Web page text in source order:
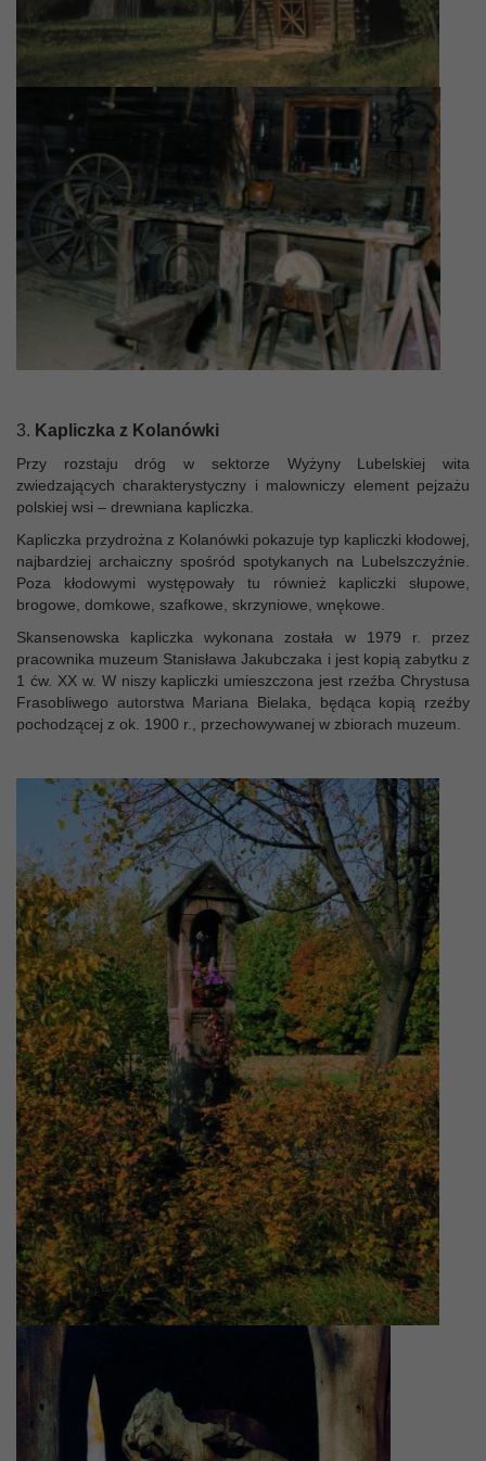
3. Kapliczka z Kolanówki
Przy rozstaju dróg w sektorze Wyżyny Lubelskiej wita
zwiedzających charakterystyczny i malowniczy element pejzażu
polskiej wsi – drewniana kapliczka.
Kapliczka przydrożna z Kolanówki pokazuje typ kapliczki kłodowej,
najbardziej archaiczny spośród spotykanych na Lubelszczyźnie.
Poza kłodowymi występowały tu również kapliczki słupowe,
brogowe, domkowe, szafkowe, skrzyniowe, wnękowe.
Skansenowska kapliczka wykonana została w 1979 r. przez
pracownika muzeum Stanisława Jakubczaka i jest kopią zabytku z
1 ćw. XX w. W niszy kapliczki umieszczona jest rzeźba Chrystusa
Frasobliwego autorstwa Mariana Bielaka, będąca kopią rzeźby
pochodzącej z ok. 1900 r., przechowywanej w zbiorach muzeum.